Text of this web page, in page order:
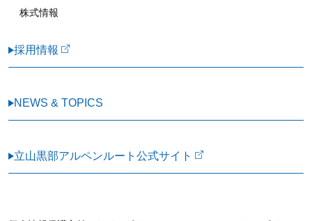
株式情報
採用情報
NEWS & TOPICS
立山黒部アルペンルート公式サイト